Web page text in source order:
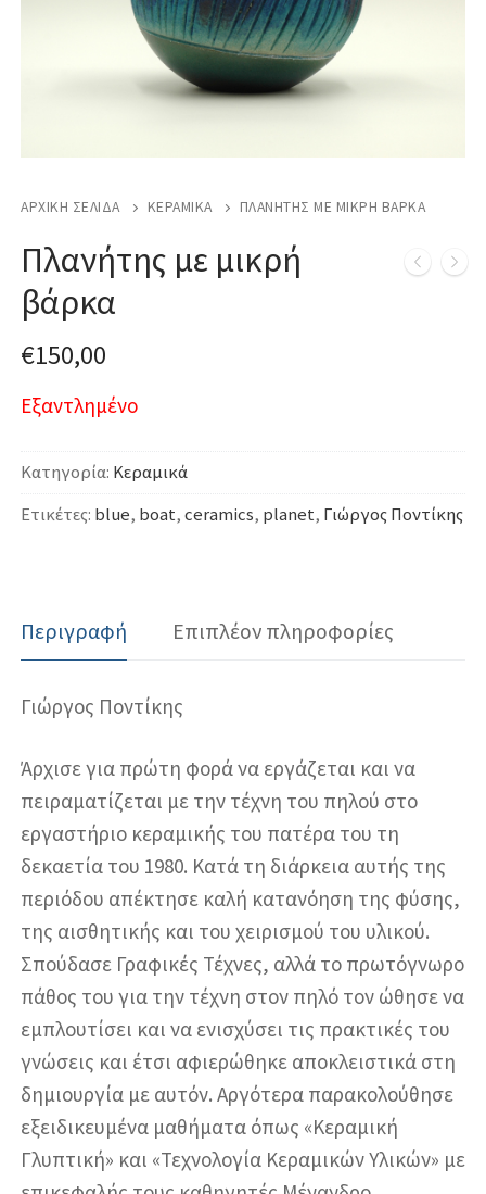
ΑΡΧΙΚΉ ΣΕΛΊΔΑ ΚΕΡΑΜΙΚΆ ΠΛΑΝΉΤΗΣ ΜΕ ΜΙΚΡΉ ΒΆΡΚΑ
Πλανήτης με μικρή
βάρκα
€150,00
Εξαντλημένο
Κατηγορία: Κεραμικά
Ετικέτες: blue, boat,ceramics, planet, Γιώργος Ποντίκης
Περιγραφή Επιπλέον πληροφορίες
Γιώργος Ποντίκης
Άρχισε για πρώτη φορά να εργάζεται και να
πειραματίζεται με την τέχνη του πηλού στο
εργαστήριο κεραμικής του πατέρα του τη
δεκαετία του 1980. Κατά τη διάρκεια αυτής της
περιόδου απέκτησε καλή κατανόηση της φύσης,
της αισθητικής και του χειρισμού του υλικού.
Σπούδασε Γραφικές Τέχνες, αλλά το πρωτόγνωρο
πάθος του για την τέχνη στον πηλό τον ώθησε να
εμπλουτίσει και να ενισχύσει τις πρακτικές του
γνώσεις και έτσι αφιερώθηκε αποκλειστικά στη
δημιουργία με αυτόν. Αργότερα παρακολούθησε
εξειδικευμένα μαθήματα όπως «Κεραμική
Γλυπτική» και «Τεχνολογία Κεραμικών Υλικών» με